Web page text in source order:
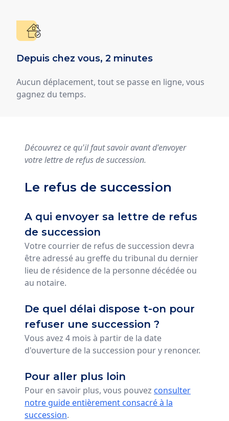
Depuis chez vous, 2 minutes
Aucun déplacement, tout se passe en ligne, vous
gagnez du temps.
Découvrez ce qu'il faut savoir avant d'envoyer
votre lettre de refus de succession.
Le refus de succession
A qui envoyer sa lettre de refus
de succession
Votre courrier de refus de succession devra
être adressé au greffe du tribunal du dernier
lieu de résidence de la personne décédée ou
au notaire.
De quel délai dispose t-on pour
refuser une succession ?
Vous avez 4 mois à partir de la date
d'ouverture de la succession pour y renoncer.
Pour aller plus loin
Pour en savoir plus, vous pouvez consulter
notre guide entièrement consacré à la
succession.